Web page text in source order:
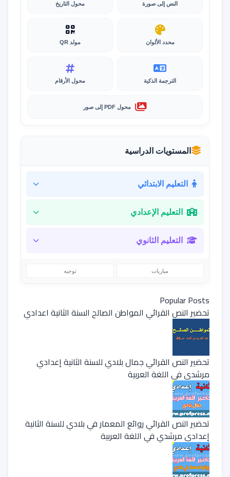
النص إلى صورة محول التاريخ
محدد الألوان مولد QR
الترجمة الذكية محول الأرقام
محول PDF إلى صور
المستويات الدراسية
التعليم الابتدائي
التعليم الإعدادي
التعليم الثانوي
مباريات توجيه
Popular Posts
تحضير النص القرائي المواطن الصالح السنة الثانية اعدادي
تحضير النص القرائي جمال بلادي للسنة الثانية إعدادي
مرشدي في اللغة العربية
تحضير النص القرائي روائع المعمار في بلادي للسنة الثانية
إعدادي مرشدي في اللغة العربية